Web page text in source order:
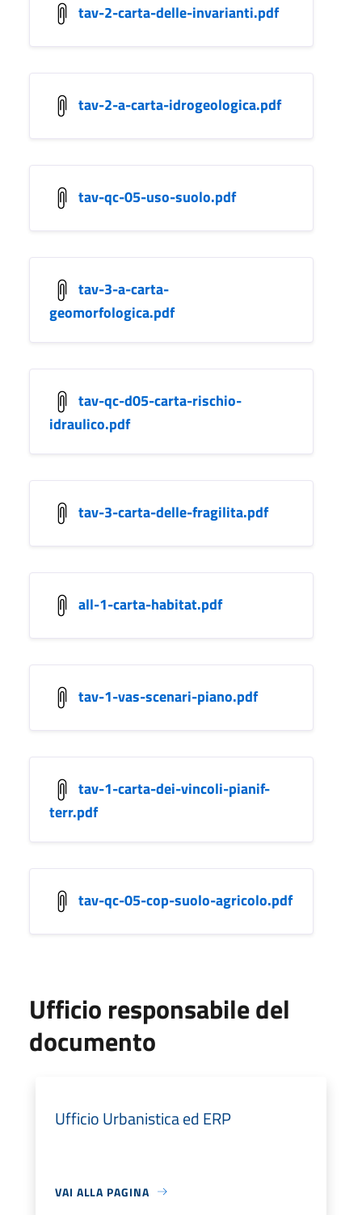
tav-2-carta-delle-invarianti.pdf
tav-2-a-carta-idrogeologica.pdf
tav-qc-05-uso-suolo.pdf
tav-3-a-carta-
geomorfologica.pdf
tav-qc-d05-carta-rischio-
idraulico.pdf
tav-3-carta-delle-fragilita.pdf
all-1-carta-habitat.pdf
tav-1-vas-scenari-piano.pdf
tav-1-carta-dei-vincoli-pianif-
terr.pdf
tav-qc-05-cop-suolo-agricolo.pdf
Ufficio responsabile del
documento
Ufficio Urbanistica ed ERP
VAI ALLA PAGINA